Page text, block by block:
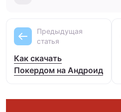
Предыдущая
статья
Как скачать
Покердом на Андроид